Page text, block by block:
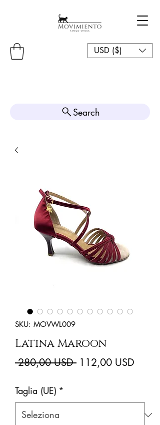
USD ($)
Search
SKU: MOVWL009
Latina Maroon
280,00 USD Prezzo
112,00 USD
Taglia (UE) *